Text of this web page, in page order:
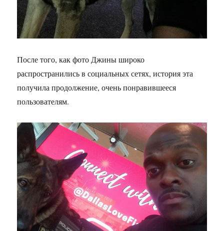
После того, как фото Джины широко
распространились в социальных сетях, история эта
получила продолжение, очень понравившееся
пользователям.